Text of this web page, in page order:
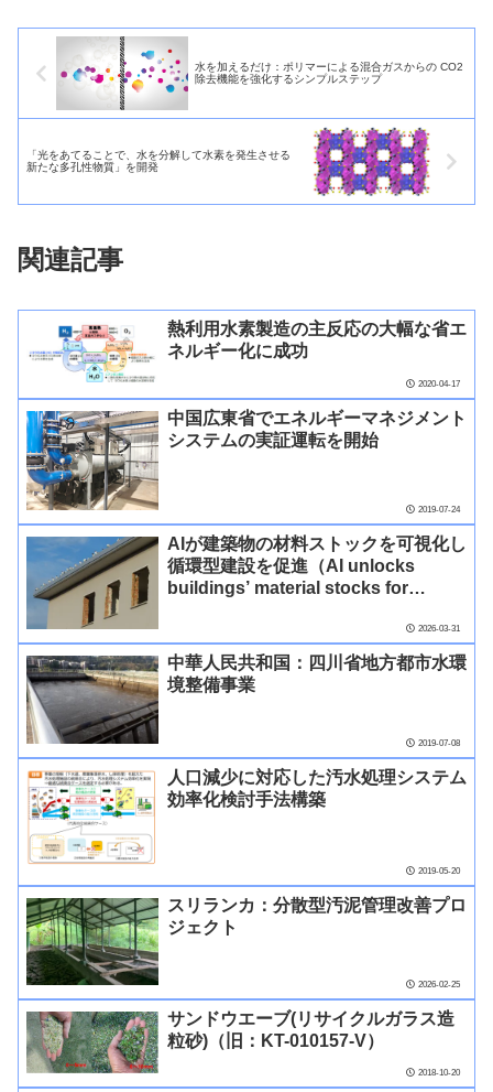
水を加えるだけ：ポリマーによる混合ガスからの CO2
除去機能を強化するシンプルステップ
「光をあてることで、水を分解して水素を発生させる
新たな多孔性物質」を開発
関連記事
熱利用水素製造の主反応の大幅な省エ
ネルギー化に成功
2020-04-17
中国広東省でエネルギーマネジメント
システムの実証運転を開始
2019-07-24
AIが建築物の材料ストックを可視化し
循環型建設を促進（AI unlocks
buildings’ material stocks for
2026-03-31
中華人民共和国：四川省地方都市水環
境整備事業
2019-07-08
人口減少に対応した汚水処理システム
効率化検討手法構築
2019-05-20
スリランカ：分散型汚泥管理改善プロ
ジェクト
2026-02-25
サンドウエーブ(リサイクルガラス造
粒砂)（旧：KT-010157-V）
2018-10-20